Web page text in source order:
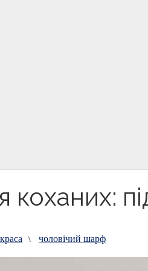
\ чоловічий шарф